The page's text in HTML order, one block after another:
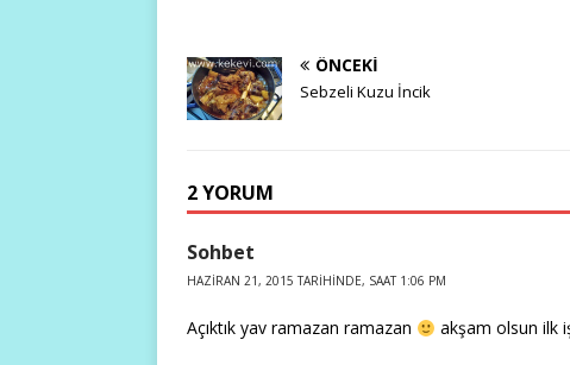
ÖNCEKI
Sebzeli Kuzu İncik
2 YORUM
Sohbet
HAZIRAN 21, 2015 TARIHINDE, SAAT 1:06 PM
Açıktık yav ramazan ramazan akşam olsun ilk